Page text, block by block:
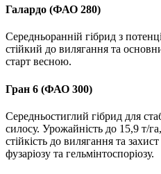
Галардо (ФАО 280)
Середньоранній гібрид з
стійкий до вилягання та
старт весною.
Гран 6 (ФАО 300)
Середньостиглий гібрид для
силосу. Урожайність до 15,9 т/
стійкість до вилягання та
фузаріозу та гельмінтоспоріозу.